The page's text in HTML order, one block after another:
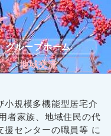
グループホーム
地域交流
小規模多機能型居宅介
者家族、地域住民の代
援センターの職員等 に